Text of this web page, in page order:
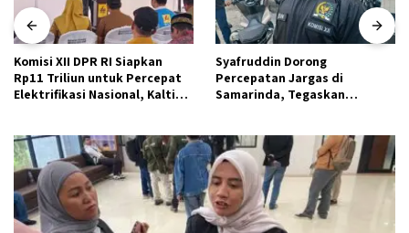
Komisi XII DPR RI Siapkan
Rp11 Triliun untuk Percepat
Elektrifikasi Nasional, Kaltim
Syafruddin Dorong
Percepatan Jargas di
Samarinda, Tegaskan